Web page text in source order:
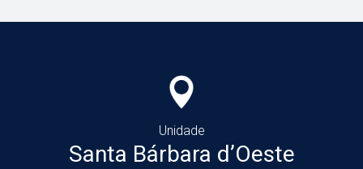
Unidade
Santa Bárbara d’Oeste